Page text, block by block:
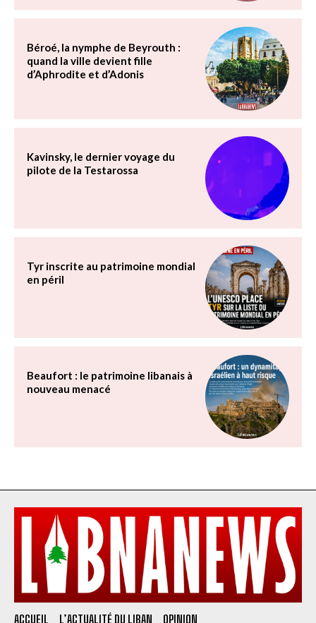
Béroé, la nymphe de Beyrouth :
quand la ville devient fille
d’Aphrodite et d’Adonis
Kavinsky, le dernier voyage du
pilote de la Testarossa
Tyr inscrite au patrimoine mondial
en péril
Beaufort : le patrimoine libanais à
nouveau menacé
ACCUEIL L’ACTUALITÉ DU LIBAN
OPINION